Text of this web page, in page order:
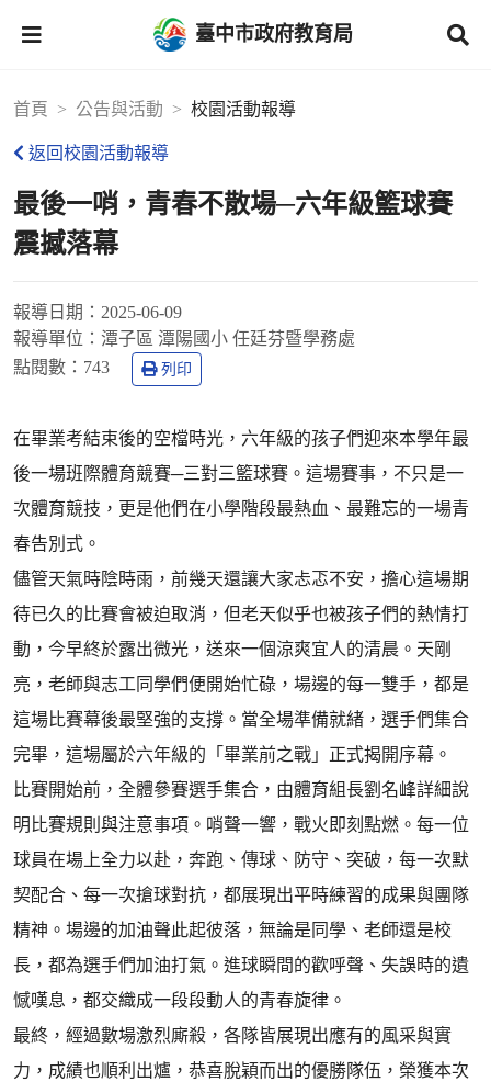
臺中市政府教育局
首頁 公告與活動 校園活動報導
返回校園活動報導
最後一哨，青春不散場─六年級籃球賽
震撼落幕
報導日期： 2025-06-09
報導單位： 潭子區 潭陽國小 任廷芬暨學務處
點閱數： 743 列印
在畢業考結束後的空檔時光，六年級的孩子們迎來本學年最
後一場班際體育競賽─三對三籃球賽。這場賽事，不只是一
次體育競技，更是他們在小學階段最熱血、最難忘的一場青
春告別式。
儘管天氣時陰時雨，前幾天還讓大家忐忑不安，擔心這場期
待已久的比賽會被迫取消，但老天似乎也被孩子們的熱情打
動，今早終於露出微光，送來一個涼爽宜人的清晨。天剛
亮，老師與志工同學們便開始忙碌，場邊的每一雙手，都是
這場比賽幕後最堅強的支撐。當全場準備就緒，選手們集合
完畢，這場屬於六年級的「畢業前之戰」正式揭開序幕。
比賽開始前，全體參賽選手集合，由體育組長劉名峰詳細說
明比賽規則與注意事項。哨聲一響，戰火即刻點燃。每一位
球員在場上全力以赴，奔跑、傳球、防守、突破，每一次默
契配合、每一次搶球對抗，都展現出平時練習的成果與團隊
精神。場邊的加油聲此起彼落，無論是同學、老師還是校
長，都為選手們加油打氣。進球瞬間的歡呼聲、失誤時的遺
憾嘆息，都交織成一段段動人的青春旋律。
最終，經過數場激烈廝殺，各隊皆展現出應有的風采與實
力，成績也順利出爐，恭喜脫穎而出的優勝隊伍，榮獲本次